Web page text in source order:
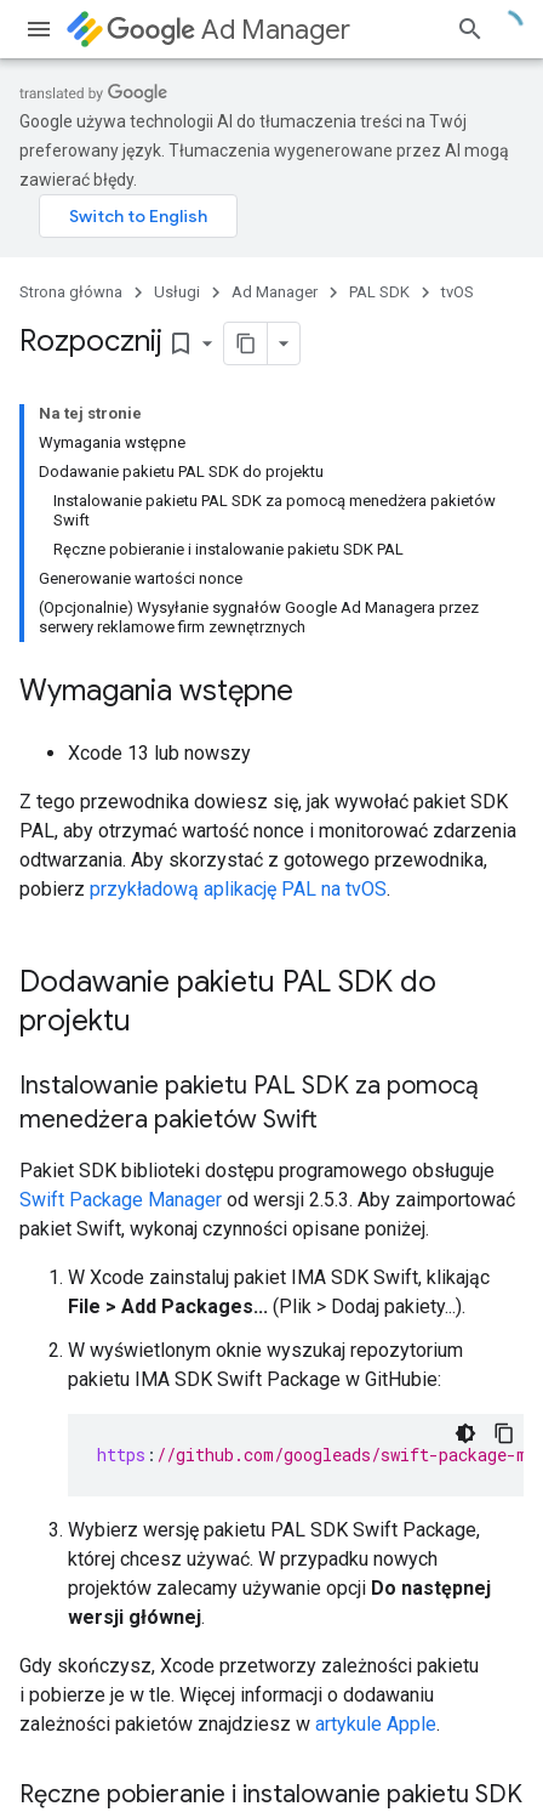
Ad Manager
Google używa technologii AI do tłumaczenia treści na Twój
preferowany język. Tłumaczenia wygenerowane przez AI mogą
zawierać błędy.
Strona główna Usługi Ad Manager PAL SDK tvOS
Rozpocznij bookmark_border
Na tej stronie
Wymagania wstępne
Dodawanie pakietu PAL SDK do projektu
Instalowanie pakietu PAL SDK za pomocą menedżera pakietów
Swift
Ręczne pobieranie i instalowanie pakietu SDK PAL
Generowanie wartości nonce
(Opcjonalnie) Wysyłanie sygnałów Google Ad Managera przez
serwery reklamowe firm zewnętrznych
Wymagania wstępne
Xcode 13 lub nowszy
Z tego przewodnika dowiesz się, jak wywołać pakiet SDK
PAL, aby otrzymać wartość nonce i monitorować zdarzenia
odtwarzania. Aby skorzystać z gotowego przewodnika,
pobierz przykładową aplikację PAL na tvOS.
Dodawanie pakietu PAL SDK do
projektu
Instalowanie pakietu PAL SDK za pomocą
menedżera pakietów Swift
Pakiet SDK biblioteki dostępu programowego obsługuje
Swift Package Manager od wersji 2.5.3. Aby zaimportować
pakiet Swift, wykonaj czynności opisane poniżej.
W Xcode zainstaluj pakiet IMA SDK Swift, klikając
File > Add Packages... (Plik > Dodaj pakiety...).
W wyświetlonym oknie wyszukaj repozytorium
pakietu IMA SDK Swift Package w GitHubie:
https : //github.com/googleads/swift-package-
Wybierz wersję pakietu PAL SDK Swift Package,
której chcesz używać. W przypadku nowych
projektów zalecamy używanie opcji Do następnej
wersji głównej.
Gdy skończysz, Xcode przetworzy zależności pakietu
i pobierze je w tle. Więcej informacji o dodawaniu
zależności pakietów znajdziesz w artykule Apple.
Ręczne pobieranie i instalowanie pakietu SDK